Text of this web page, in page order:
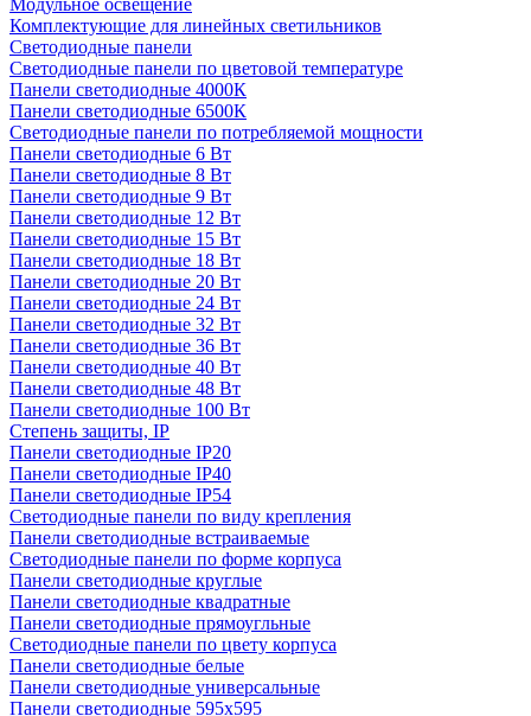
Модульное освещение
Комплектующие для линейных светильников
Светодиодные панели
Светодиодные панели по цветовой температуре
Панели светодиодные 4000К
Панели светодиодные 6500К
Светодиодные панели по потребляемой мощности
Панели светодиодные 6 Вт
Панели светодиодные 8 Вт
Панели светодиодные 9 Вт
Панели светодиодные 12 Вт
Панели светодиодные 15 Вт
Панели светодиодные 18 Вт
Панели светодиодные 20 Вт
Панели светодиодные 24 Вт
Панели светодиодные 32 Вт
Панели светодиодные 36 Вт
Панели светодиодные 40 Вт
Панели светодиодные 48 Вт
Панели светодиодные 100 Вт
Степень защиты, IP
Панели светодиодные IP20
Панели светодиодные IP40
Панели светодиодные IP54
Светодиодные панели по виду крепления
Панели светодиодные встраиваемые
Светодиодные панели по форме корпуса
Панели светодиодные круглые
Панели светодиодные квадратные
Панели светодиодные прямоугльные
Светодиодные панели по цвету корпуса
Панели светодиодные белые
Панели светодиодные универсальные
Панели светодиодные 595х595